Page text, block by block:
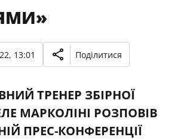
13:01 Поділитися
ТРЕНЕР ЗБІРНОЇ
МАРКОЛІНІ РОЗПОВІВ
ПРЕС-КОНФЕРЕНЦІЇ